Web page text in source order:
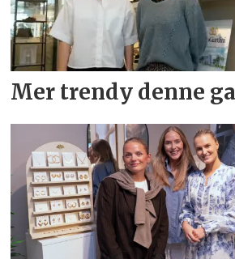
Mer trendy denne